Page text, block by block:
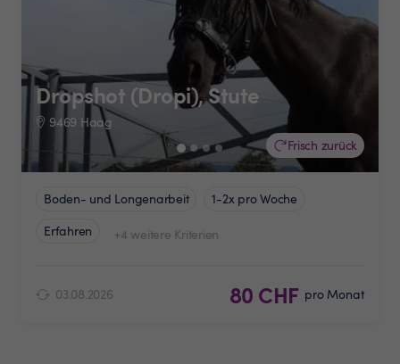
Frisch zurück
Dropshot (Dropi), Stute
9469 Haag
Boden- und Longenarbeit
1-2x pro Woche
Erfahren
+4 weitere Kriterien
03.08.2026 80 CHF pro Monat